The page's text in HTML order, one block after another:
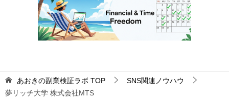
あおきの副業検証ラボ TOP
SNS関連ノウハウ
夢リッチ大学 株式会社MTS